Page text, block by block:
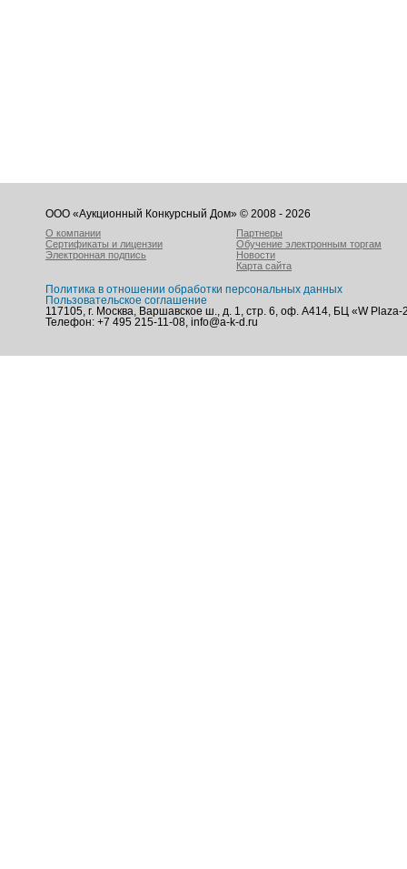
ООО «Аукционный Конкурсный Дом» © 2008 - 2026
О компании
Сертификаты и лицензии
Электронная подпись
Партнеры
Обучение электронным торгам
Новости
Карта сайта
Политика в отношении обработки персональных данных
Пользовательское соглашение
117105, г. Москва, Варшавское ш., д. 1, стр. 6, оф. А414, БЦ «W Plaza-
Телефон: +7 495 215-11-08, info@a-k-d.ru